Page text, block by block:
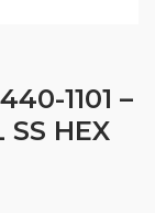
1101 –
SS HEX